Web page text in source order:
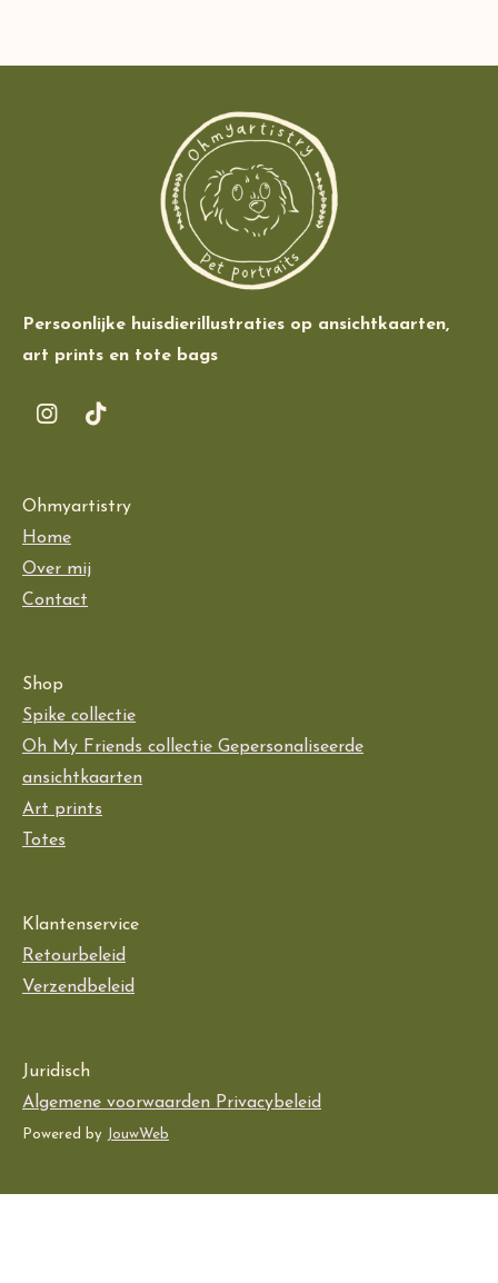
Persoonlijke huisdierillustraties op ansichtkaarten,
art prints en tote bags
I
a
g
a
m
T
o
Ohmyartistry
Home
Over mij
Contact
Shop
Spike collectie
Oh My Friends collectie Gepersonaliseerde
ansichtkaarten
Art prints
Totes
Klantenservice
Retourbeleid
Verzendbeleid
Juridisch
Algemene voorwaarden Privacybeleid
Powered by JouwWeb